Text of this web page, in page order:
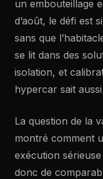
un embouteillage
d’août, le défi est
sans que
se lit dans des
isolation, et
hypercar sait
La question de la
montré comment
exécution
donc de